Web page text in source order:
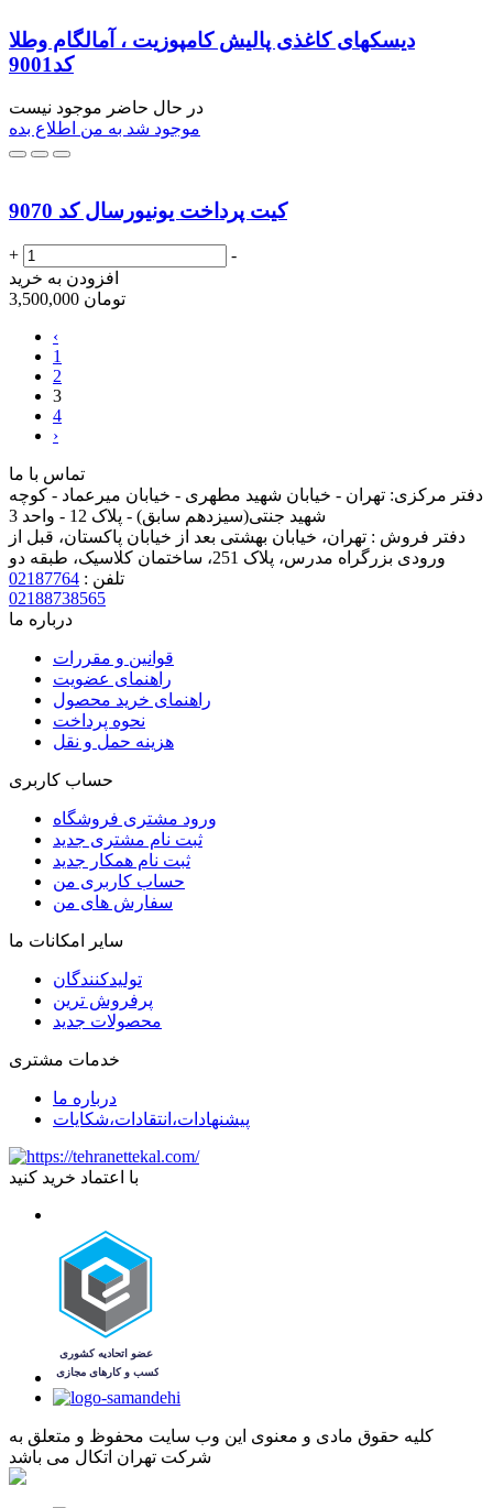
دیسکهای کاغذی پالیش کامپوزیت ، آمالگام وطلا
کد9001
در حال حاضر موجود نیست
موجود شد به من اطلاع بده
کیت پرداخت یونیورسال کد 9070
+
-
افزودن به خرید
3,500,000 تومان
‹
1
2
3
4
›
تماس با ما
دفتر مرکزی: تهران - خیابان شهید مطهری - خیابان میرعماد - کوچه
شهید جنتی(سیزدهم سابق) - پلاک 12 - واحد 3
دفتر فروش : تهران، خیابان بهشتی بعد از خیابان پاکستان، قبل از
ورودی بزرگراه مدرس، پلاک 251، ساختمان کلاسیک، طبقه دو
تلفن : 02187764
02188738565
درباره ما
قوانین و مقررات
راهنمای عضویت
راهنمای خرید محصول
نحوه پرداخت
هزینه حمل و نقل
حساب کاربری
ورود مشتری فروشگاه
ثبت نام مشتری جدید
ثبت نام همکار جدید
حساب کاربری من
سفارش های من
سایر امکانات ما
تولیدکنندگان
پرفروش ترین
محصولات جدید
خدمات مشتری
درباره ما
پیشنهادات،انتقادات،شکایات
با اعتماد خرید کنید
کليه حقوق مادی و معنوی اين وب سايت محفوظ و متعلق به
شرکت تهران اتکال می باشد